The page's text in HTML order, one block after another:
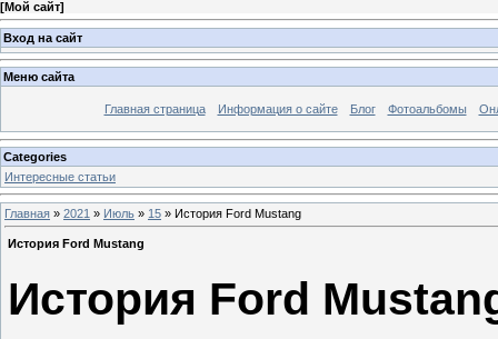
[Мой сайт]
Вход на сайт
Меню сайта
Главная страница Информация о сайте Блог Фотоальбомы
Categories
Интересные статьи
Главная » 2021 » Июль » 15 » История Ford Mustang
История Ford Mustang
История Ford